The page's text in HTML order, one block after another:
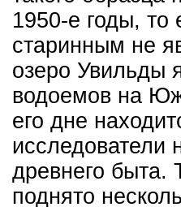
1950-е годы, то
старинным не
озеро Увильды
водоемов на
его дне
исследователи
древнего быта.
поднято